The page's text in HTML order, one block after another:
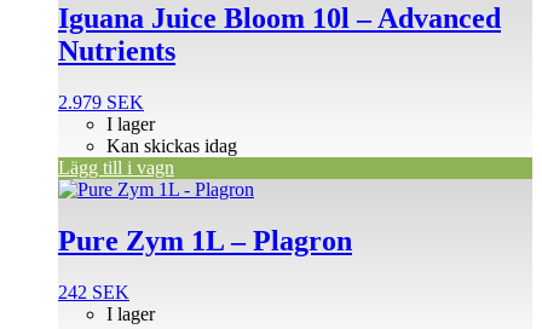
Iguana Juice Bloom 10l – Advanced
Nutrients
2.979 SEK
I lager
Kan skickas idag
Lägg till i vagn
Pure Zym 1L – Plagron
242 SEK
I lager